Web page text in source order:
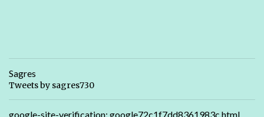
Sagres
Tweets by sagres730
google-site-verification: google72c1f7dd8361983c.html